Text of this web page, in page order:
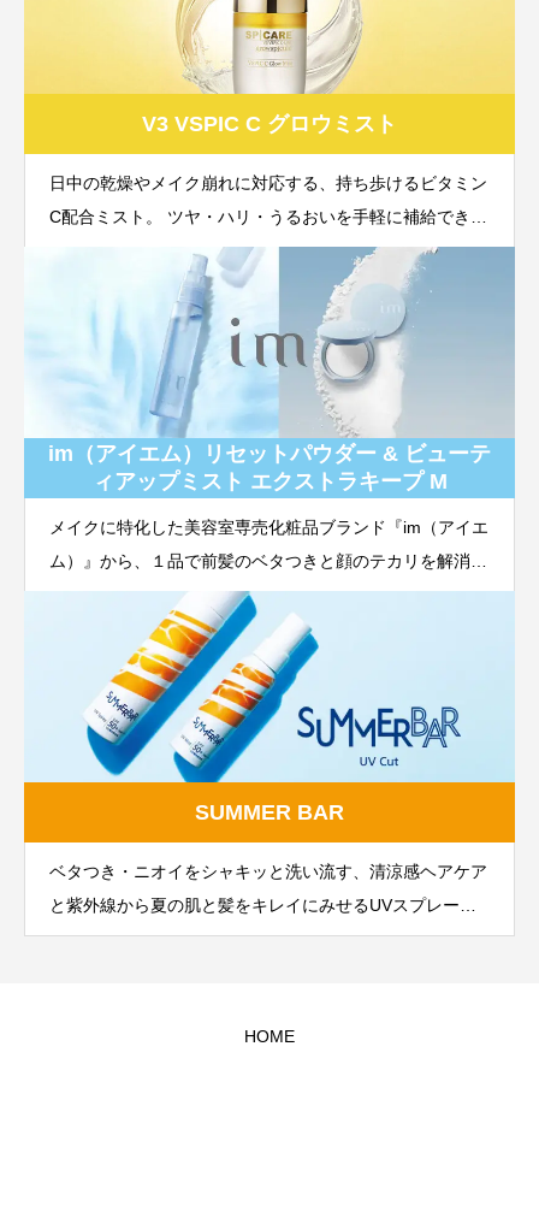
V3 VSPIC C グロウミスト
日中の乾燥やメイク崩れに対応する、持ち歩けるビタミン
C配合ミスト。 ツヤ・ハリ・うるおいを手軽に補給できる
新習慣ケア。
im（アイエム）リセットパウダー & ビューテ
ィアップミスト エクストラキープ M
メイクに特化した美容室専売化粧品ブランド『im（アイエ
ム）』から、１品で前髪のベタつきと顔のテカリを解消
し、さらっとした状態に整える「フェイス&バング リセ
ットパウダー」メイクくずれ防止仕上げ用美容液ミスト
「ビューティ アップ ミスト」シリーズから、夏らしく
さわやかで透明感あふれるマリンの香りの「ビューティ
アップ ミスト エクストラキープ M」を発売
SUMMER BAR
ベタつき・ニオイをシャキッと洗い流す、清涼感ヘアケア
と紫外線から夏の肌と髪をキレイにみせるUVスプレー／
ミスト。心地よい夏の味方になるアイテムがきっと見つか
HOME